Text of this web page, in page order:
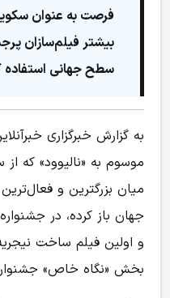
فرصت به عنوان
بیشتر فیلم‌سازان
سطح جهانی استفاده
به گزارش خبرگزاری
موسوم به «نالیوود» که
میان بزرگترین و
جهان باز کرده، در
و اولین فیلم ساخت
بخش «نگاه خاص»